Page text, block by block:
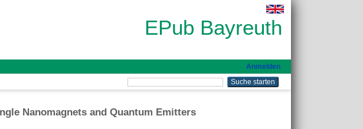
EPub Bayreuth
Anmelden
Nanomagnets and Quantum Emitters